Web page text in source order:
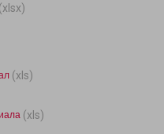
(xlsx)
(xls)
(xls)